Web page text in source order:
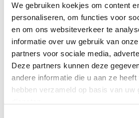
We gebruiken koekjes om content
personaliseren, om functies voor
en om ons websiteverkeer te
informatie over uw gebruik van
partners voor sociale media,
Deze partners kunnen deze
andere informatie die u aan ze
hebben verzameld op basis van uw
Antal lier met 1 direct speed en
DeAntal lieren 1 direct speed met
modellenW6,W7enW8 , zijn
lieren speciaal ontworpen voor
lieren zijn perfect voor lichtere